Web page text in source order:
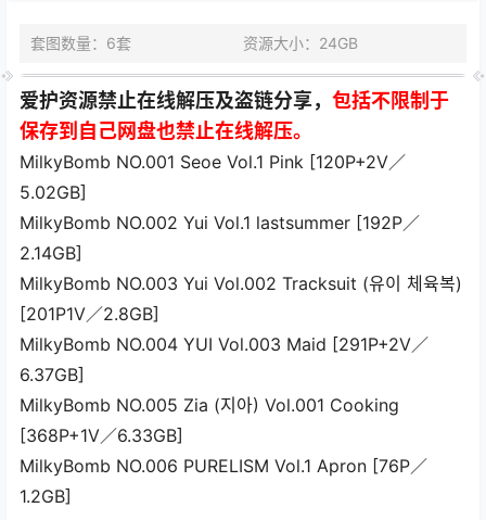
套图数量：6套 资源大小：24GB
爱护资源禁止在线解压及盗链分享， 包括不限制于
保存到自己网盘也禁止在线解压。
MilkyBomb NO.001 Seoe Vol.1 Pink [120P+2V／
5.02GB]
MilkyBomb NO.002 Yui Vol.1 lastsummer [192P／
2.14GB]
MilkyBomb NO.003 Yui Vol.002 Tracksuit (유이 체육복)
[201P1V／2.8GB]
MilkyBomb NO.004 YUI Vol.003 Maid [291P+2V／
6.37GB]
MilkyBomb NO.005 Zia (지아) Vol.001 Cooking
[368P+1V／6.33GB]
MilkyBomb NO.006 PURELISM Vol.1 Apron [76P／
1.2GB]